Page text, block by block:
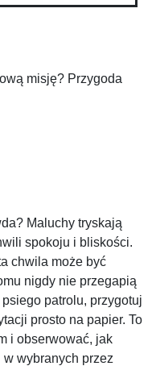
misję? Przygoda
Maluchy tryskają
spokoju i bliskości.
chwila może być
nigdy nie przegapią
patrolu, przygotuj
prosto na papier. To
i obserwować, jak
wybranych przez